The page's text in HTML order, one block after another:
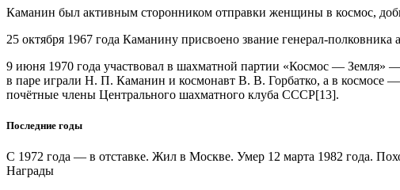
Каманин был активным сторонником отправки женщины в космос,
25 октября 1967 года Каманину присвоено звание генерал-полковника
9 июня 1970 года участвовал в шахматной партии «Космос — Земля»
в паре играли Н. П. Каманин и космонавт В. В. Горбатко, а в
почётные члены Центрального шахматного клуба СССР[13].
Последние годы
С 1972 года — в отставке. Жил в Москве. Умер 12 марта 1982 года.
Награды